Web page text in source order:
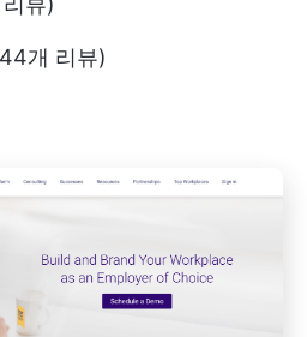
개 리뷰)